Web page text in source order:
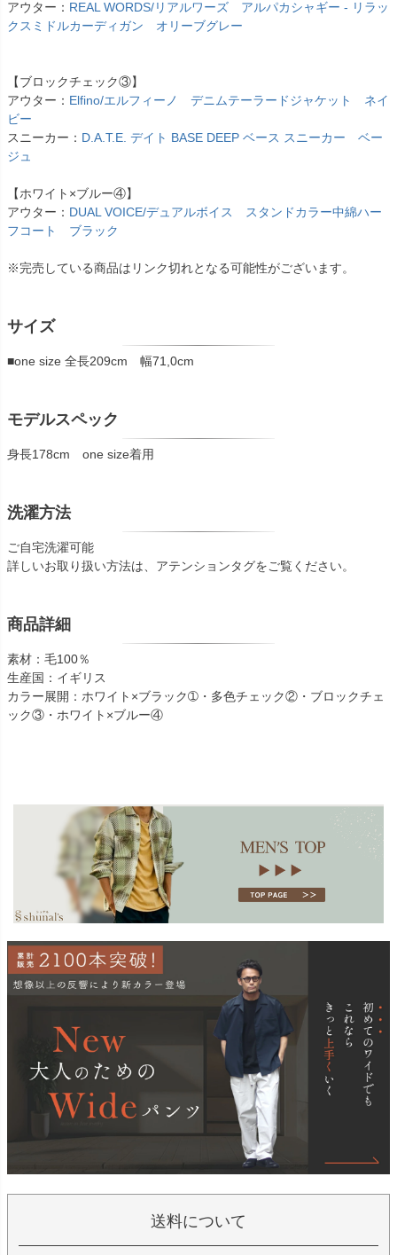
アウター： REAL WORDS/リアルワーズ アルパカシャギー - リラッ
クスミドルカーディガン オリーブグレー
【ブロックチェック③】
アウター： Elfino/エルフィーノ デニムテーラードジャケット ネイ
ビー
スニーカー： D.A.T.E. デイト BASE DEEP ベース スニーカー ベー
ジュ
【ホワイト×ブルー④】
アウター： DUAL VOICE/デュアルボイス スタンドカラー中綿ハー
フコート ブラック
※完売している商品はリンク切れとなる可能性がございます。
サイズ
■one size 全長209cm 幅71,0cm
モデルスペック
身長178cm one size着用
洗濯方法
ご自宅洗濯可能
詳しいお取り扱い方法は、アテンションタグをご覧ください。
商品詳細
素材：毛100％
生産国：イギリス
カラー展開：ホワイト×ブラック➀・多色チェック②・ブロックチェ
ック③・ホワイト×ブルー④
送料について